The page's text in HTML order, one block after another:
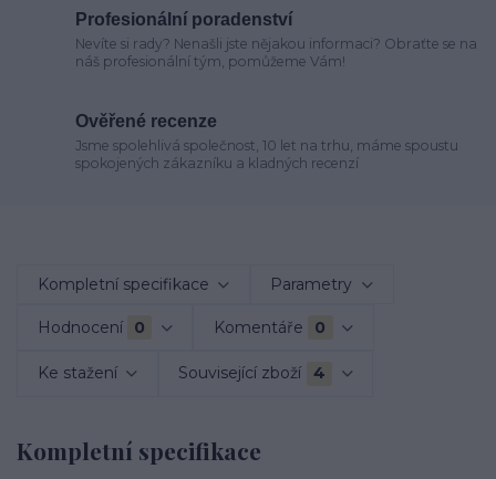
Profesionální poradenství
Nevíte si rady? Nenašli jste nějakou informaci? Obraťte se na
náš profesionální tým, pomůžeme Vám!
Ověřené recenze
Jsme spolehlivá společnost, 10 let na trhu, máme spoustu
spokojených zákazníku a kladných recenzí
Kompletní specifikace Parametry
Hodnocení 0 Komentáře 0
Ke stažení Související zboží 4
Kompletní specifikace